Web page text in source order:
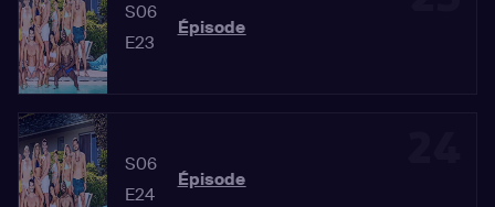
S06
E23
Épisode
S06
E24
Épisode